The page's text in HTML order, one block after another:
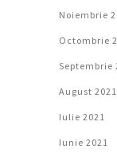
Noiembrie
Octombrie
Septembrie
August 2021
Iulie 2021
Iunie 2021